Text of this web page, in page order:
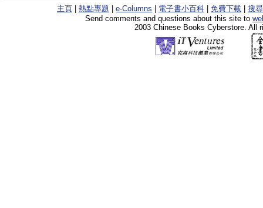
主頁 熱點專題 e-Columns 電子書小百科 免費下載
搜
Send comments and questions about this site to
2003 Chinese Books Cyberstore. All